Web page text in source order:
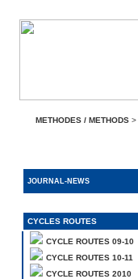
METHODES / METHODS >
JOURNAL-NEWS
CYCLES ROUTES
CYCLE ROUTES 09-10
CYCLE ROUTES 10-11
CYCLE ROUTES 2010